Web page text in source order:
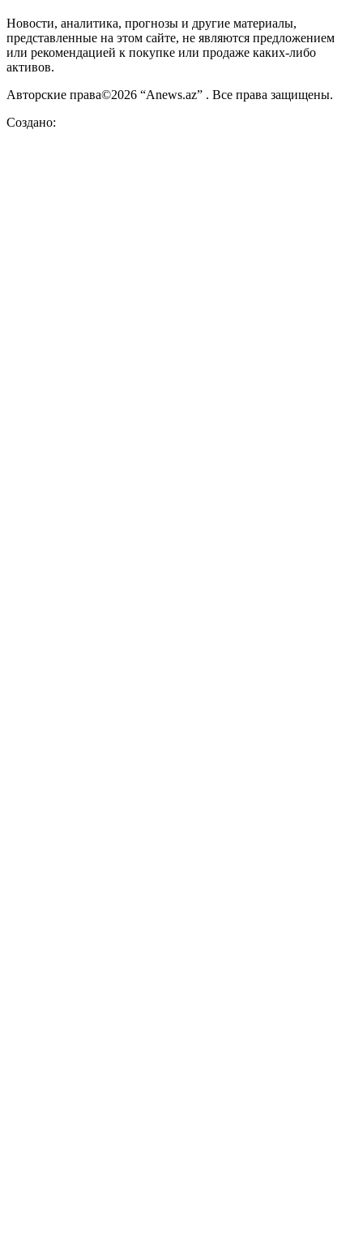
Новости, аналитика, прогнозы и другие материалы,
представленные на этом сайте, не являются предложением
или рекомендацией к покупке или продаже каких-либо
активов.
Авторские права©2026 “Anews.az” . Все права защищены.
Создано: